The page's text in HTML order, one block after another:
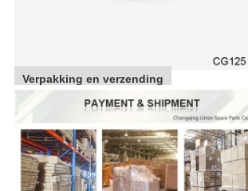
Verpakking en verzending